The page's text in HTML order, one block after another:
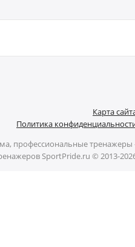
Карта
Политика
профессиональные тренажеры
SportPride.ru © 2013-